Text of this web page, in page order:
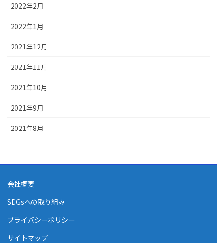
2022年2月
2022年1月
2021年12月
2021年11月
2021年10月
2021年9月
2021年8月
会社概要
SDGsへの取り組み
プライバシーポリシー
サイトマップ